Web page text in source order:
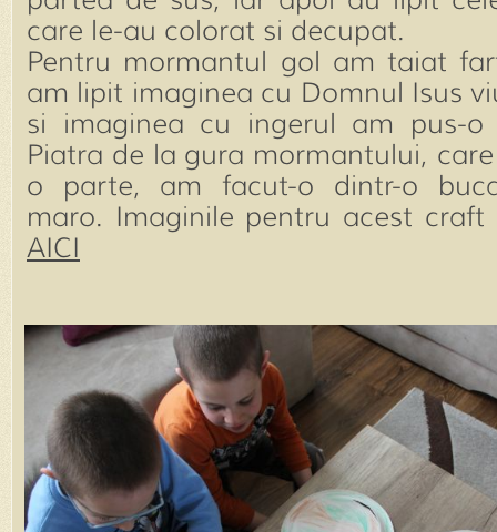
care le-au colorat si decupat.
Pentru mormantul gol am taiat
am lipit imaginea cu Domnul Isus
si imaginea cu ingerul am pus-o
Piatra de la gura mormantului,
o parte, am facut-o dintr-o
maro. Imaginile pentru acest
AICI